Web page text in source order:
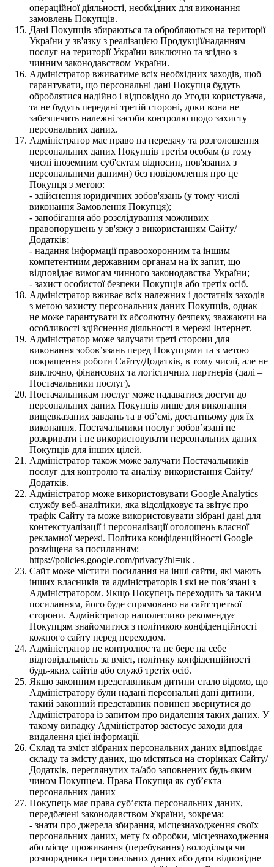
операційної діяльності, необхідних для виконання
замовлень Покупців.
Дані Покупців збираються та обробляються на території
України у зв'язку з реалізацією Продукції/наданням
послуг на території України виключно та згідно з
чинним законодавством України.
Адміністратор вживатиме всіх необхідних заходів, щоб
гарантувати, що персональні дані Покупця будуть
оброблятися надійно і відповідно до Угоди користувача,
та не будуть передані третій стороні, доки вона не
забезпечить належні засоби контролю щодо захисту
персональних даних.
Адміністратор має право на передачу та розголошення
персональних даних Покупців третім особам (в тому
числі іноземним суб'єктам відносин, пов'язаних з
персональними даними) без повідомлення про це
Покупця з метою:
- здійснення юридичних зобов'язань (у тому числі
виконання Замовлення Покупця);
- запобігання або розслідування можливих
правопорушень у зв'язку з використанням Сайту/
Додатків;
- надання інформації правоохоронним та іншим
компетентним державним органам на їх запит, що
відповідає вимогам чинного законодавства України;
- захист особистої безпеки Покупців або третіх осіб.
Адміністратор вживає всіх належних і достатніх заходів
з метою захисту персональних даних Покупців, однак
не може гарантувати їх абсолютну безпеку, зважаючи на
особливості здійснення діяльності в мережі Інтернет.
Адміністратор може залучати треті сторони для
виконання зобов’язань перед Покупцями та з метою
покращення роботи Сайту/Додатків, в тому числі, але не
виключно, фінансових та логістичних партнерів (далі –
Постачальники послуг).
Постачальникам послуг може надаватися доступ до
персональних даних Покупців лише для виконання
вищевказаних завдань та в об’ємі, достатньому для їх
виконання. Постачальники послуг зобов’язані не
розкривати і не використовувати персональних даних
Покупців для інших цілей.
Адміністратор також може залучати Постачальників
послуг для контролю та аналізу використання Сайту/
Додатків.
Адміністратор може використовувати Google Analytics –
службу веб-аналітики, яка відслідковує та звітує про
трафік Сайту та може використовувати зібрані дані для
контекстуалізації і персоналізації оголошень власної
рекламної мережі. Політика конфіденційності Google
розміщена за посиланням:
https://policies.google.com/privacy?hl=uk .
Сайт може містити посилання на інші сайти, які мають
інших власників та адміністраторів і які не пов’язані з
Адміністратором. Якщо Покупець переходить за таким
посиланням, його буде спрямовано на сайт третьої
сторони. Адміністратор наполегливо рекомендує
Покупцям знайомитися з політикою конфіденційності
кожного сайту перед переходом.
Адміністратор не контролює та не бере на себе
відповідальність за вміст, політику конфіденційності
будь-яких сайтів або служб третіх осіб.
Якщо законним представникам дитини стало відомо, що
Адміністратору були надані персональні дані дитини,
такий законний представник повинен звернутися до
Адміністратора із запитом про видалення таких даних. У
такому випадку Адміністратор застосує заходи для
видалення цієї інформації.
Склад та зміст зібраних персональних даних відповідає
складу та змісту даних, що містяться на сторінках Сайту/
Додатків, переглянутих та/або заповнених будь-яким
чином Покупцем. Права Покупця як суб’єкта
персональних даних
Покупець має права суб’єкта персональних даних,
передбачені законодавством України, зокрема:
- знати про джерела збирання, місцезнаходження своїх
персональних даних, мету їх обробки, місцезнаходження
або місце проживання (перебування) володільця чи
розпорядника персональних даних або дати відповідне